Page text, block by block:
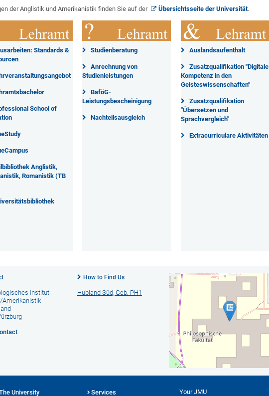
der Anglistik und Amerikanistik finden Sie auf der Übersichtsseite der Universität.
Standards &
School of
Anglistik,
Romanistik (TB
Studienberatung
Anrechnung von
Studienleistungen
BaföG-
Leistungsbescheinigung
Nachteilsausgleich
Auslandsaufenthalt
Zusatzqualifikation "Digitale
Kompetenz in den
Geisteswissenschaften"
Zusatzqualifikation
"Übersetzen und
Sprachvergleich"
Extracurriculare Aktivitäten
Institut
Amerikanistik
How to Find Us
Hubland Süd, Geb. PH1
University Services Your JMU